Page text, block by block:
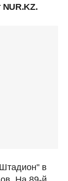
в